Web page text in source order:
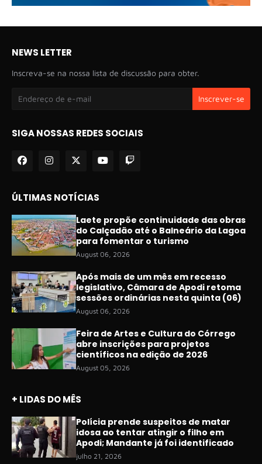
NEWS LETTER
Inscreva-se na nossa lista de discussão para obter.
SIGA NOSSAS REDES SOCIAIS
ÚLTIMAS NOTÍCIAS
Laete propõe continuidade das obras
do Calçadão até o Balneário da Lagoa
para fomentar o turismo
August 06, 2026
Após mais de um mês em recesso
legislativo, Câmara de Apodi retoma
sessões ordinárias nesta quinta (06)
August 06, 2026
Feira de Artes e Cultura do Córrego
abre inscrições para projetos
científicos na edição de 2026
August 05, 2026
+ LIDAS DO MÊS
Polícia prende suspeitos de matar
idosa ao tentar atingir o filho em
Apodi; Mandante já foi identificado
julho 21, 2026